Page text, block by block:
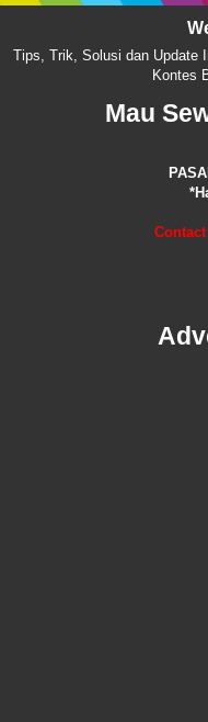
Tips, Trik, Solusi dan Update
Kontes
Mau